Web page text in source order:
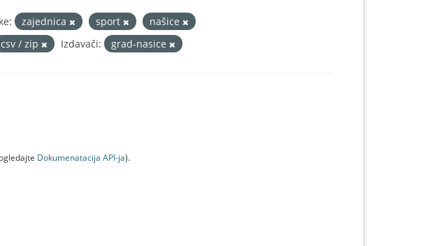
zajednica sport
našice
csv / zip Izdavači: grad-nasice
Dokumenаtаcijа API-jа).